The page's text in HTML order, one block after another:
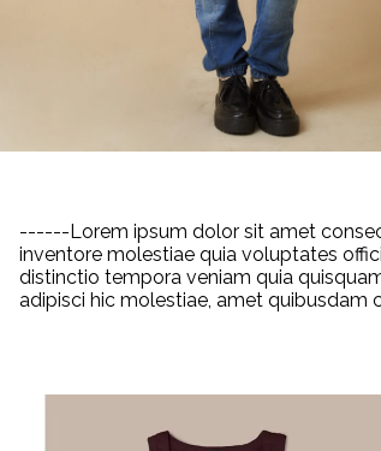
------Lorem ipsum dolor sit amet
inventore molestiae quia voluptates
distinctio tempora veniam quia
adipisci hic molestiae, amet quibusdam